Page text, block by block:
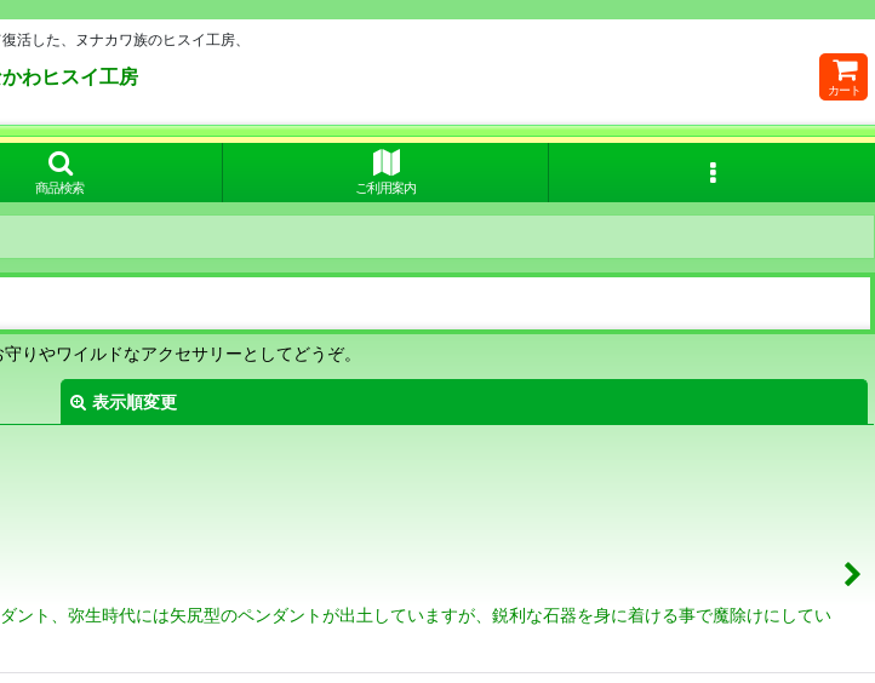
活した、ヌナカワ族のヒスイ工房、
わヒスイ工房
カート
商品検索 ご利用案内
りやワイルドなアクセサリーとしてどうぞ。
表示順変更
絞り込む
ト、弥生時代には矢尻型のペンダントが出土していますが、鋭利な石器を身に着ける事で魔除けにしてい